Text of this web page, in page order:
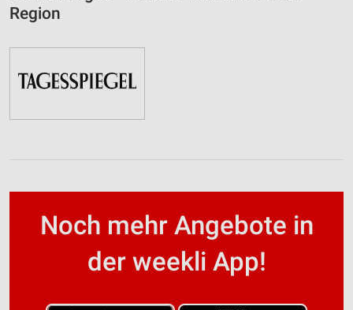
Region
Noch mehr Angebote in
der weekli App!